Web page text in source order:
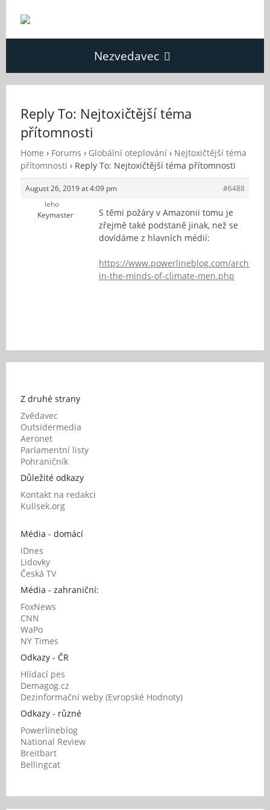
Nezvedavec
O Nezvědavci
Kontakt
Reply To: Nejtoxičtější téma
přítomnosti
Home › Forums › Globální oteplování › Nejtoxičtější téma
přítomnosti › Reply To: Nejtoxičtější téma přítomnosti
August 26, 2019 at 4:09 pm
#6488
leho
Keymaster
S těmi požáry v Amazonii tomu je
zřejmě také podstaně jinak, než se
dovídáme z hlavních médií:
https://www.powerlineblog.com/archives/
in-the-minds-of-climate-men.php
Z druhé strany
Zvědavec
Outsidermedia
Aeronet
Parlamentní listy
Pohraničník
Důležité odkazy
Kontakt na redakci
Kulisek.org
Média - domácí
iDnes
Lidovky
Česká TV
Média - zahraniční:
FoxNews
CNN
WaPo
NY Times
Odkazy - ČR
Hlídací pes
Demagog.cz
Dezinformační weby (Evropské Hodnoty)
Odkazy - různé
Powerlineblog
National Review
Breitbart
Bellingcat